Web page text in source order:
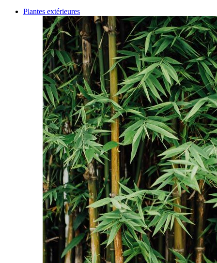
Plantes extérieures